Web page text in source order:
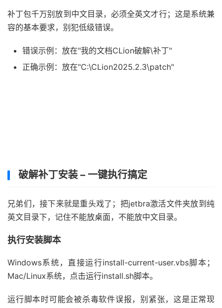
补丁包千万别放到中文目录，必须全英文才行；这是系统兼
容的基本要求，别犯低级错误。
错误示例：放在"我的文档CLion破解\补丁"
正确示例：放在"C:\CLion2025.2.3\patch"
破解补丁安装 – 一键执行搞定
兄弟们，接下来就是重头戏了；把jetbra激活文件夹放到纯
英文目录下，记住不能放桌面，不能放中文目录。
执行安装脚本
Windows系统，直接运行install-current-user.vbs脚本；
Mac/Linux系统，点击运行install.sh脚本。
运行脚本时可能会被杀毒软件误报，别紧张，这是正常现